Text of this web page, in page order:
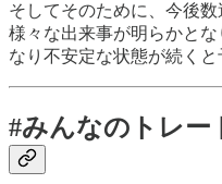
そしてそのために、今後
様々な出来事が明らかと
なり不安定な状態が続くと
#みんなのトレー